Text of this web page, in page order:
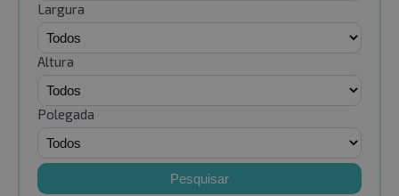
Largura
Altura
Polegada
Pesquisar